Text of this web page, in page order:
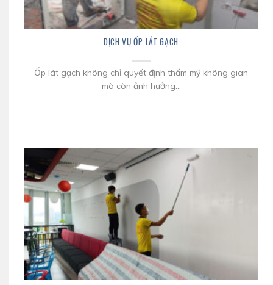
DỊCH VỤ ỐP LÁT GẠCH
Ốp lát gạch không chỉ quyết định thẩm mỹ không gian
mà còn ảnh hưởng...